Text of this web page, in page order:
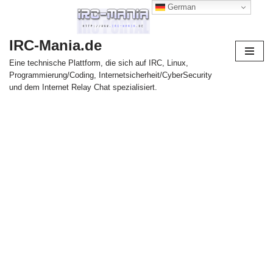
Inhalt
springen
IRC-Mania.de
Eine technische Plattform, die sich auf IRC, Linux,
Programmierung/Coding, Internetsicherheit/CyberSecurity
und dem Internet Relay Chat spezialisiert.
German